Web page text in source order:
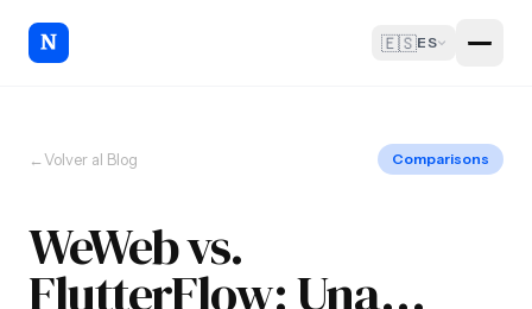
🇪🇸ES
←Volver al Blog Comparisons
WeWeb vs.
FlutterFlow: Una